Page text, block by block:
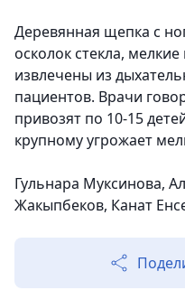
Деревянная щепка с
осколок стекла,
извлечены из
пациентов. Врачи
привозят по 10-15
крупному угрожает
Гульнара Муксинова,
Жакыпбеков, Канат